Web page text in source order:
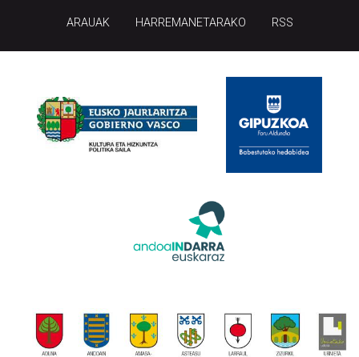
ARAUAK HARREMANETARAKO RSS